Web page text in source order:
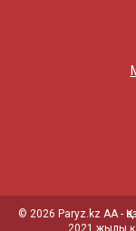
© 2026 Paryz.kz АА -